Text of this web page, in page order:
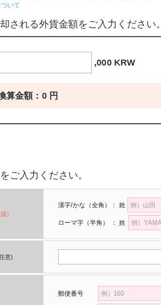
いて
される外貨金額をご入力ください。
,000 KRW
算金額： 0円
ご入力ください。
）
漢字/かな （全角） ： 姓
ローマ字 （半角） ： 姓
意)
郵便番号